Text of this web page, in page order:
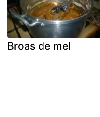
Broas de mel